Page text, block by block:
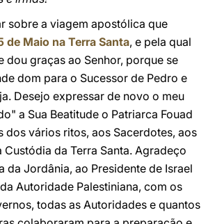
sobre a viagem apostólica que
de Maio na Terra Santa, e pela qual
dou graças ao Senhor, porque se
dom para o Sucessor de Pedro e
Desejo expressar de novo o meu
a Sua Beatitude o Patriarca Fouad
dos vários ritos, aos Sacerdotes, aos
Custódia da Terra Santa. Agradeço
da Jordânia, ao Presidente de Israel
Autoridade Palestiniana, com os
todas as Autoridades e quantos